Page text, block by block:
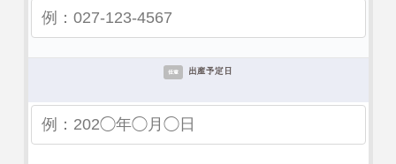
任意 出産予定日